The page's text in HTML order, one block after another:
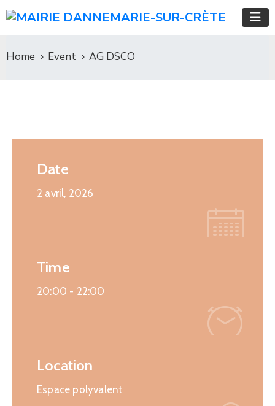
Home Event AG DSCO
Date
2 avril, 2026
Time
20:00 - 22:00
Location
Espace polyvalent